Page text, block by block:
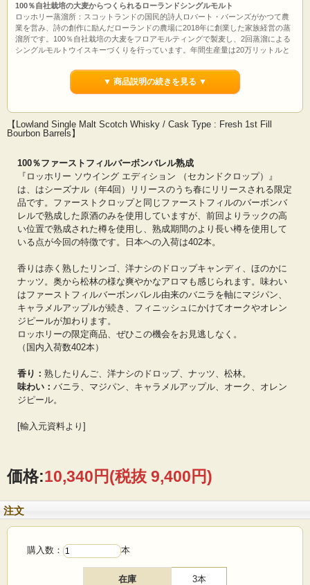
100％自社栽培の大麦からつくられるローランドシングルモルト
ロッホリー蒸溜所：スコットランドの国民的詩人ロバート・バーンズがかつて農
業を営み、詩の創作に励んだローランドの農場に2018年に創業した家族経営の蒸
溜所です。100％自社栽培の大麦をフロアモルティングで製麦し、2回蒸溜による
シングルモルトウイスキーづくりを行っています。年間生産量は20万リットルと
ウイスキーマガジン主催のアイコンズ・オブ・ウイスキー・スコットランド2023
にて、ロッホリー蒸溜所は、「シングルエステート オブ ザ イヤー2023」に輝き
▼ 商品説明の続きを見る ▼
【Lowland Single Malt Scotch Whisky / Cask Type : Fresh 1st Fill
Bourbon Barrels】
100％ファーストフィルバーボンバレル熟成
『ロッホリー ソウイング エディション （セカンドクロップ）』
は、はシーズナル（年4回）リリースのうち春にリリースされる限定
品です。ファーストクロップと同じファーストフィルのバーボンバ
レルで熟成した原酒のみを使用していますが、前回よりラックの高
い位置で熟成された樽を使用し、熟成期間のより長い樽を使用して
いる点が今回の特徴です。日本への入荷は402本。
香りは赤く熟したリンゴ、洋ナシのドロップキャンディ、ほのかに
ナッツ。奥から松林の様な爽やかなアロマも感じられます。味わい
はファーストフィルバーボンバレル由来のバニラを軸にマジパン、
キャラメルアップルが続き、フィニッシュにかけてオークやオレン
ジピールが加わります。
ロッホリーの限定商品、ぜひこの機会をお見逃しなく。
（国内入荷数402本）
香り： 熟したりんご、洋ナシのドロップ、ナッツ、松林。
味わい： バニラ、マジパン、キャラメルアップル、オーク、オレン
ジピール。
[輸入元資料より]
価格:10,340円(税抜 9,400円)
注文
購入数： 本
在庫 3本